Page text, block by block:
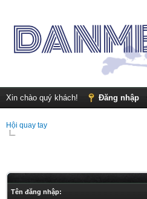
Xin chào quý khách! Đăng nhập
Hội quay tay
Tên đăng nhập: